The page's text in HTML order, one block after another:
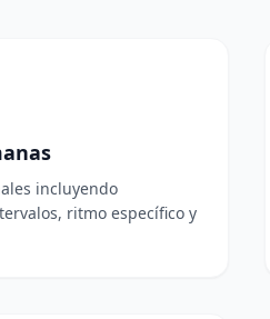
incluyendo
ritmo específico y